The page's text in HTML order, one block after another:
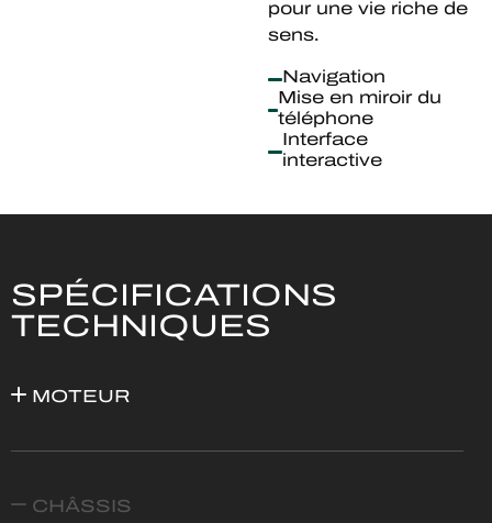
pour une vie riche de
sens.
Navigation
Mise en miroir du
téléphone
Interface
interactive
SPÉCIFICATIONS
TECHNIQUES
MOTEUR
CHÂSSIS